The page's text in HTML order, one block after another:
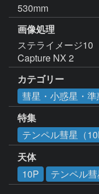
530mm
画像処理
ステライメージ10
Capture NX 2
カテゴリー
彗星・小惑星・準
特集
テンペル彗星（
天体
10P
テンペル彗